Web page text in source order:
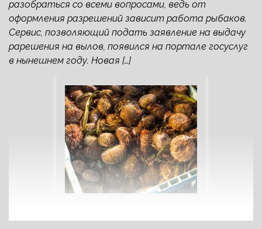
разобраться со всеми вопросами, ведь от
оформления разрешений зависит работа рыбаков.
Сервис, позволяющий подать заявление на выдачу
рарешения на вылов, появился на портале госуслуг
в нынешнем году. Новая […]